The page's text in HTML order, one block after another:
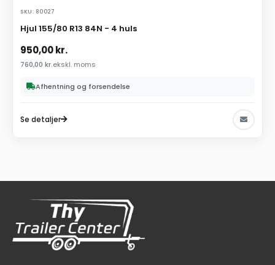
SKU: 80027
Hjul 155/80 R13 84N - 4 huls
950,00kr.
760,00 kr.ekskl. moms
Afhentning og forsendelse
Se detaljer